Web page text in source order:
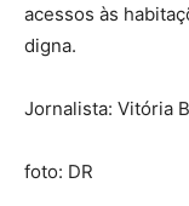
acessos às
digna.
Jornalista: Vitória
foto: DR